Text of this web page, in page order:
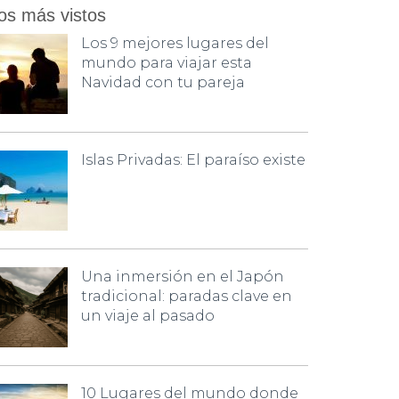
más vistos
Los 9 mejores lugares del
mundo para viajar esta
Navidad con tu pareja
Islas Privadas: El paraíso existe
Una inmersión en el Japón
tradicional: paradas clave en
un viaje al pasado
10 Lugares del mundo donde